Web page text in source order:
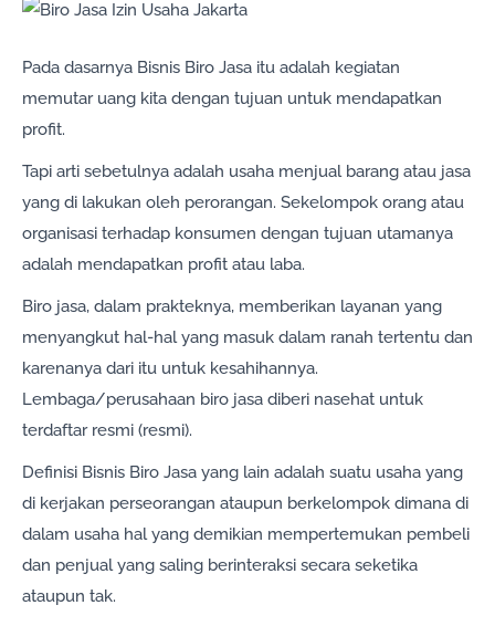
Pada dasarnya Bisnis Biro Jasa itu adalah kegiatan
memutar uang kita dengan tujuan untuk mendapatkan
profit.
Tapi arti sebetulnya adalah usaha menjual barang atau jasa
yang di lakukan oleh perorangan. Sekelompok orang atau
organisasi terhadap konsumen dengan tujuan utamanya
adalah mendapatkan profit atau laba.
Biro jasa, dalam prakteknya, memberikan layanan yang
menyangkut hal-hal yang masuk dalam ranah tertentu dan
karenanya dari itu untuk kesahihannya.
Lembaga/perusahaan biro jasa diberi nasehat untuk
terdaftar resmi (resmi).
Definisi Bisnis Biro Jasa yang lain adalah suatu usaha yang
di kerjakan perseorangan ataupun berkelompok dimana di
dalam usaha hal yang demikian mempertemukan pembeli
dan penjual yang saling berinteraksi secara seketika
ataupun tak.